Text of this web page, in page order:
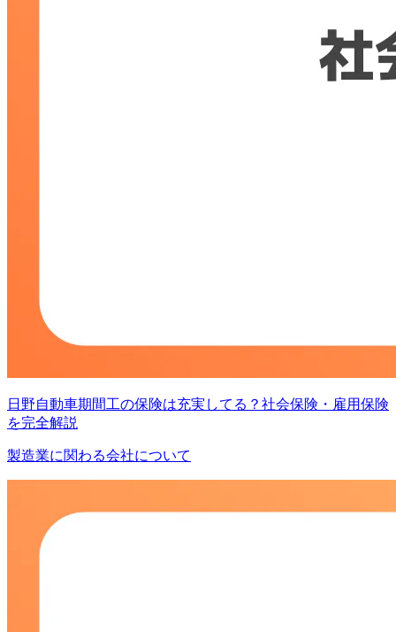
日野自動車期間工の保険は充実してる？社会保険・雇用保険
を完全解説
製造業に関わる会社について